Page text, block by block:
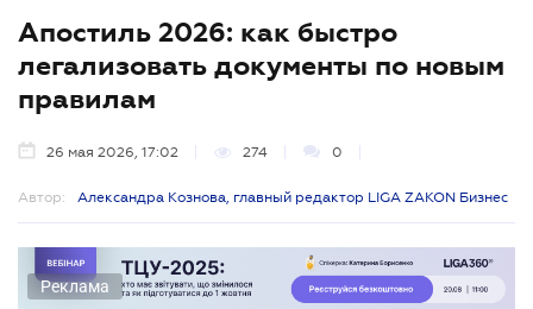
Апостиль 2026: как быстро
легализовать документы по новым
правилам
26 мая 2026, 17:02 274 0
Автор: Александра Кознова, главный редактор LIGA ZAKON Бизнес
Реклама